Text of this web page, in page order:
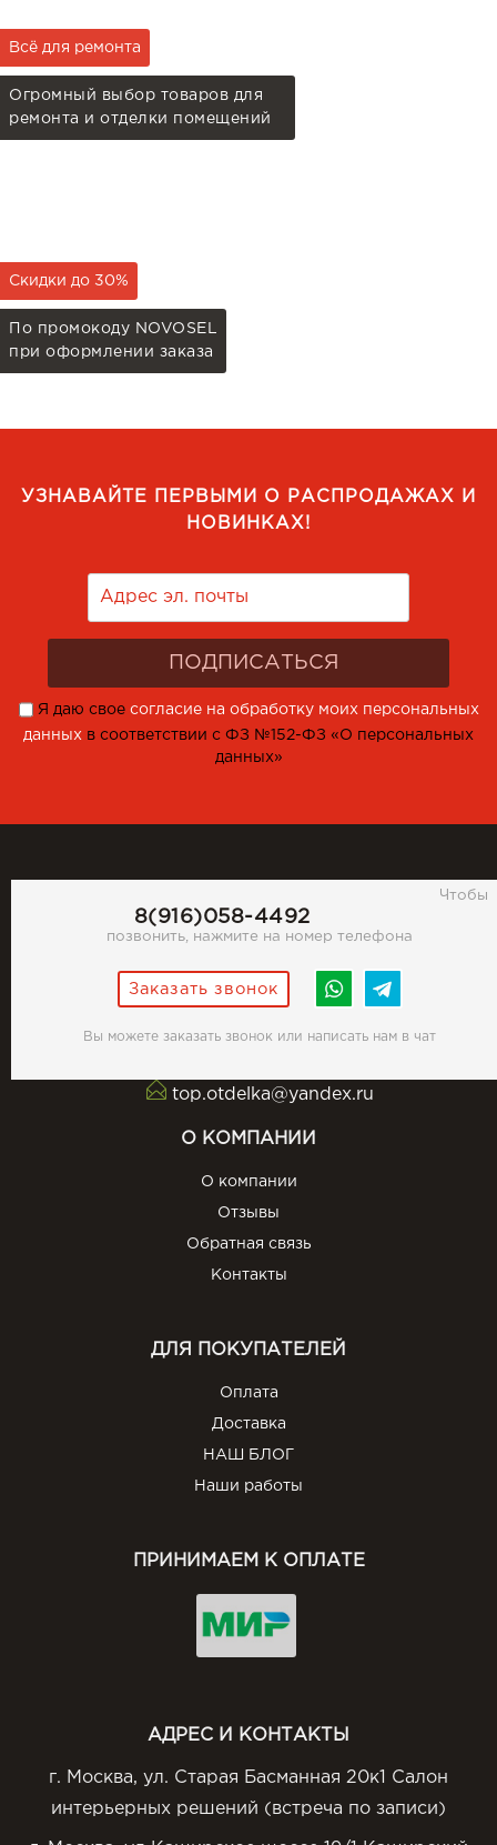
Всё для ремонта
Огромный выбор товаров для
ремонта и отделки помещений
Скидки до 30%
По промокоду NOVOSEL
при оформлении заказа
УЗНАВАЙТЕ ПЕРВЫМИ О РАСПРОДАЖАХ И
НОВИНКАХ!
Я даю свое согласие на обработку моих персональных
данных в соответствии с ФЗ №152-ФЗ «О персональных
данных»
8(916)058-4492
Чтобы
позвонить, нажмите на номер телефона
Заказать звонок
Вы можете заказать звонок или написать нам в чат
top.otdelka@yandex.ru
О КОМПАНИИ
О компании
Отзывы
Обратная связь
Контакты
ДЛЯ ПОКУПАТЕЛЕЙ
Оплата
Доставка
НАШ БЛОГ
Наши работы
ПРИНИМАЕМ К ОПЛАТЕ
АДРЕС И КОНТАКТЫ
г. Москва, ул. Старая Басманная 20к1 Салон
интерьерных решений (встреча по записи)